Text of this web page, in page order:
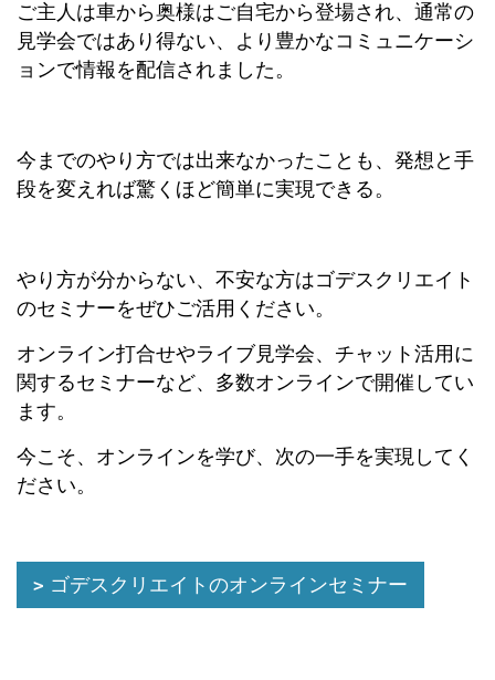
ご主人は車から奥様はご自宅から登場され、通常の
見学会ではあり得ない、より豊かなコミュニケーシ
ョンで情報を配信されました。
今までのやり方では出来なかったことも、発想と手
段を変えれば驚くほど簡単に実現できる。
やり方が分からない、不安な方はゴデスクリエイト
のセミナーをぜひご活用ください。
オンライン打合せやライブ見学会、チャット活用に
関するセミナーなど、多数オンラインで開催してい
ます。
今こそ、オンラインを学び、次の一手を実現してく
ださい。
ゴデスクリエイトのオンラインセミナー